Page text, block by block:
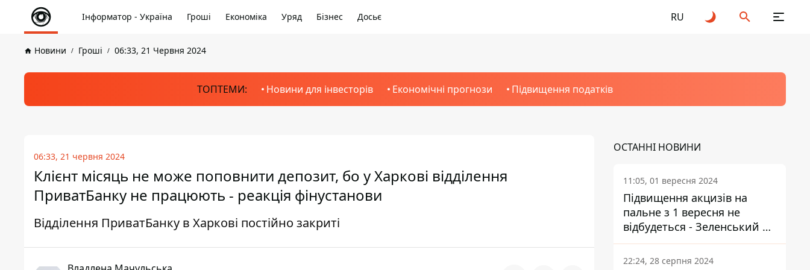
Інформатор - Україна Гроші Економіка Уряд Бізнес Досьє RU
Новини Гроші 06:33, 21 Червня 2024
ТОПТЕМИ: Новини для інвесторів Економічні прогнози Підвищення податків
06:33, 21 червня 2024
Клієнт місяць не може поповнити депозит, бо у Харкові відділення
ПриватБанку не працюють - реакція фінустанови
Відділення ПриватБанку в Харкові постійно закриті
ОСТАННІ НОВИНИ
11:05, 01 вересня 2024
Підвищення акцизів на
пальне з 1 вересня не
відбудеться - Зеленський не
підписав закон
22:24, 28 серпня 2024